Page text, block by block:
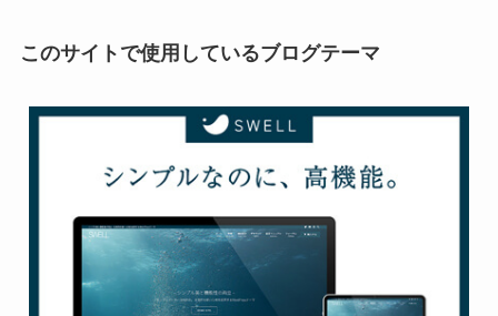
このサイトで使用しているブログテーマ